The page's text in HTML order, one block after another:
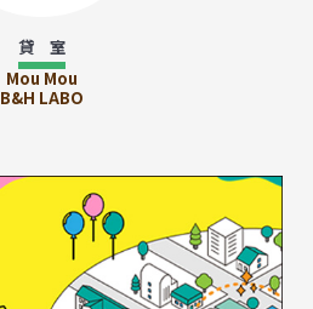
貸 室
Mou Mou
B&H LABO